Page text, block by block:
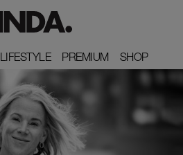
LIFESTYLE
LIFESTYLE PREMIUM
PREMIUM SHOP
SHOP